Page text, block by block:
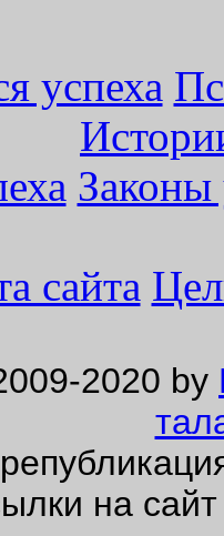
успеха
Законы
сайта
2020 by
на сайт